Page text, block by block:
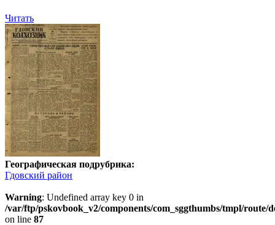
Читать
Географическая подрубрика:
Гдовский район
Warning: Undefined array key 0 in
/var/ftp/pskovbook_v2/components/com_sggthumbs/tmpl/route/
on line 87